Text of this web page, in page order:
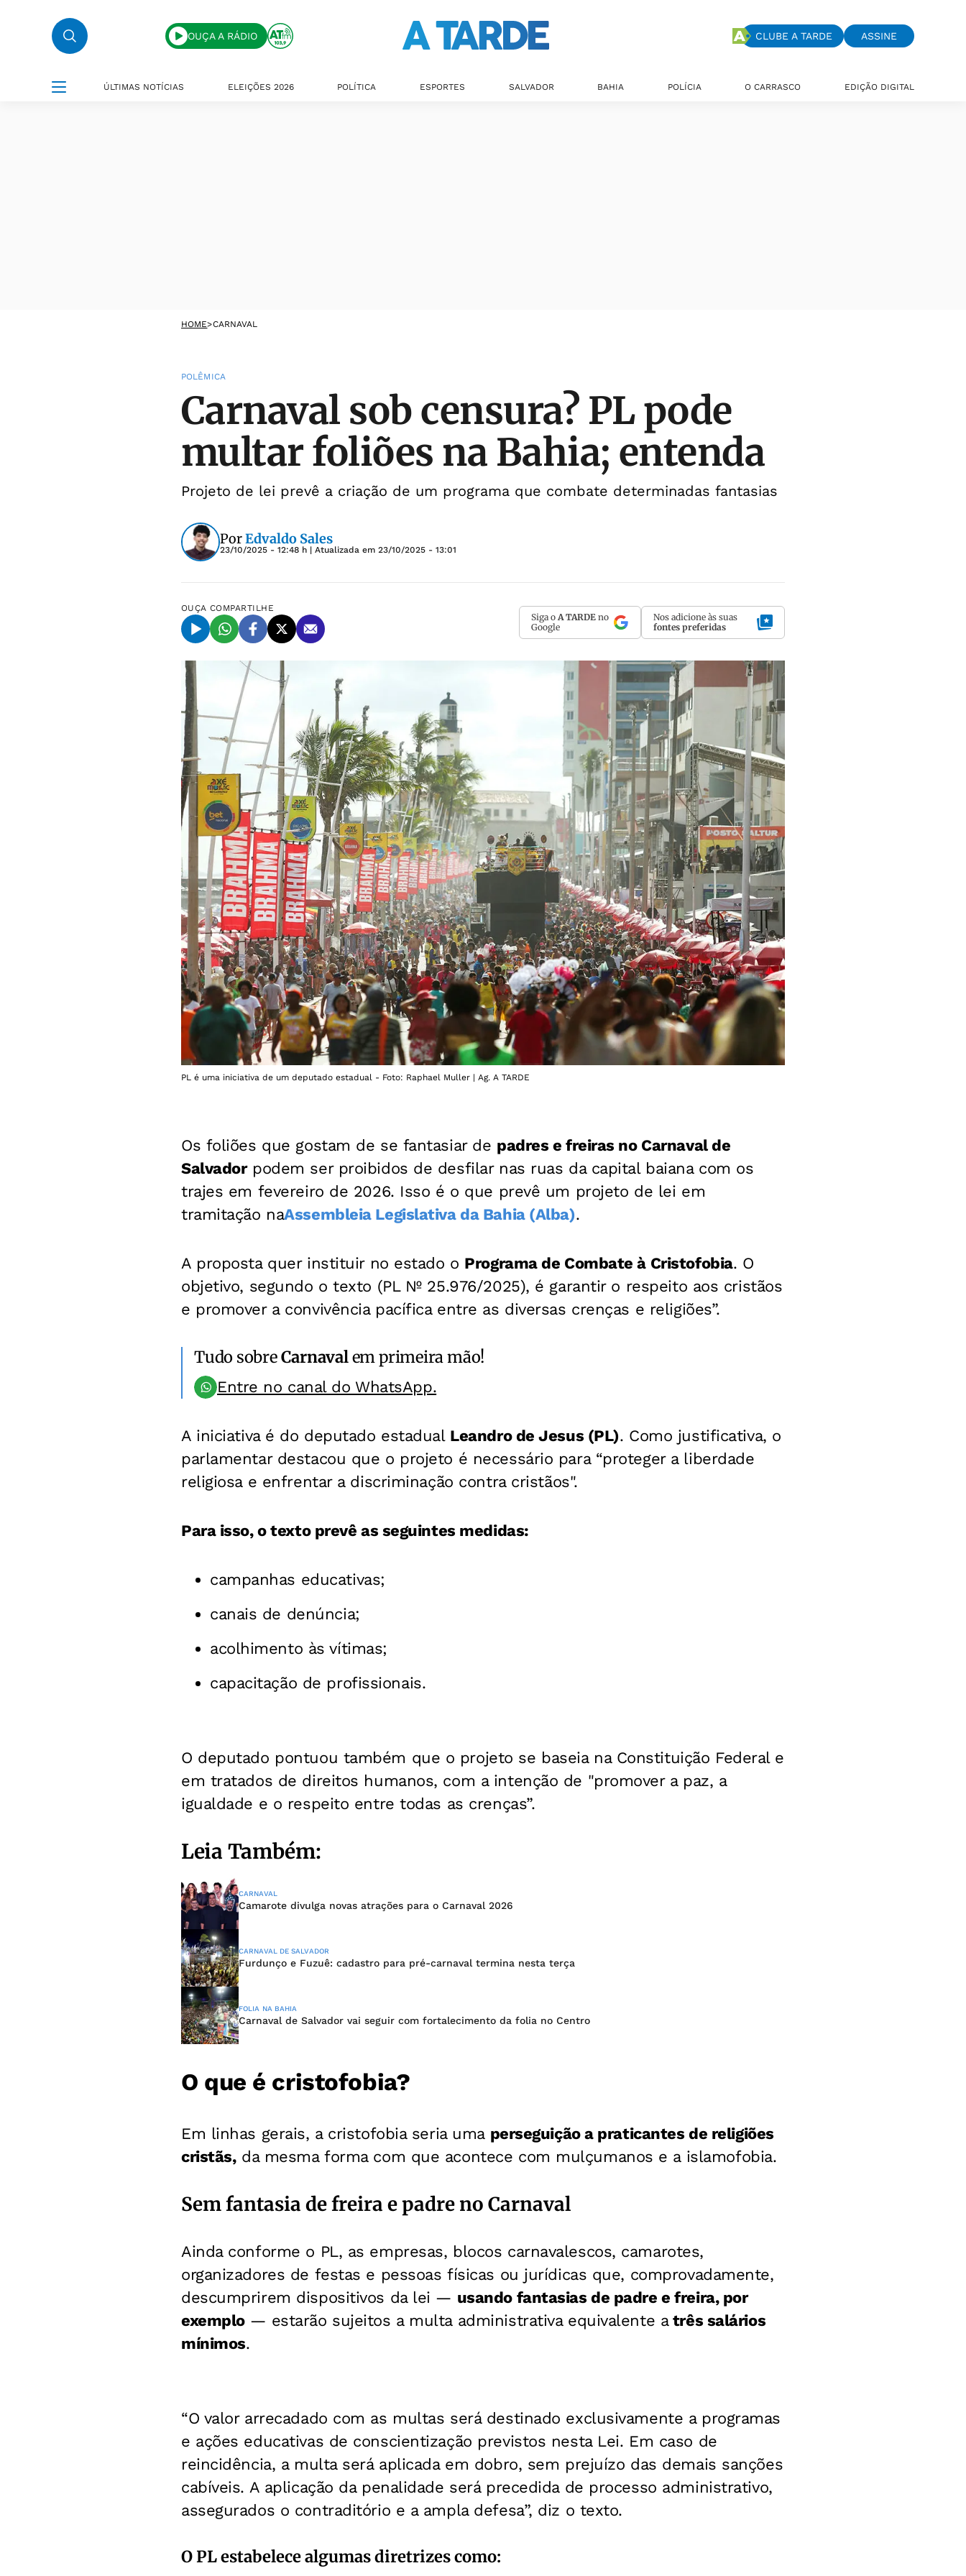
OUÇA A RÁDIO CLUBE A TARDE ASSINE
ÚLTIMAS NOTÍCIAS ELEIÇÕES 2026 POLÍTICA ESPORTES SALVADOR BAHIA POLÍCIA O CARRASCO EDIÇÃO DIGITAL
HOME>CARNAVAL
POLÊMICA
Carnaval sob censura? PL pode
multar foliões na Bahia; entenda
Projeto de lei prevê a criação de um programa que combate determinadas fantasias
PorEdvaldo Sales
23/10/2025 - 12:48 h | Atualizada em 23/10/2025 - 13:01
OUÇA COMPARTILHE
Siga o A TARDE no
Google
Nos adicione às suas
fontes preferidas
PL é uma iniciativa de um deputado estadual - Foto: Raphael Muller | Ag. A TARDE
Os foliões que gostam de se fantasiar de padres e freiras no Carnaval de
Salvadorpodem ser proibidos de desfilar nas ruas da capital baiana com os
trajes em fevereiro de 2026. Isso é o que prevê um projeto de lei em
tramitação naAssembleia Legislativa da Bahia (Alba).
A proposta quer instituir no estado o Programa de Combate à Cristofobia. O
objetivo, segundo o texto (PL Nº 25.976/2025), é garantir o respeito aos cristãos
e promover a convivência pacífica entre as diversas crenças e religiões”.
Tudo sobreCarnavalem primeira mão!
Entre no canal do WhatsApp.
A iniciativa é do deputado estadual Leandro de Jesus (PL). Como justificativa, o
parlamentar destacou que o projeto é necessário para “proteger a liberdade
religiosa e enfrentar a discriminação contra cristãos".
Para isso, o texto prevê as seguintes medidas:
campanhas educativas;
canais de denúncia;
acolhimento às vítimas;
capacitação de profissionais.
O deputado pontuou também que o projeto se baseia na Constituição Federal e
em tratados de direitos humanos, com a intenção de "promover a paz, a
igualdade e o respeito entre todas as crenças”.
Leia Também:
CARNAVAL
Camarote divulga novas atrações para o Carnaval 2026
CARNAVAL DE SALVADOR
Furdunço e Fuzuê: cadastro para pré-carnaval termina nesta terça
FOLIA NA BAHIA
Carnaval de Salvador vai seguir com fortalecimento da folia no Centro
O que é cristofobia?
Em linhas gerais, a cristofobia seria uma perseguição a praticantes de religiões
cristãs,da mesma forma com que acontece com mulçumanos e a islamofobia.
Sem fantasia de freira e padre no Carnaval
Ainda conforme o PL, as empresas, blocos carnavalescos, camarotes,
organizadores de festas e pessoas físicas ou jurídicas que, comprovadamente,
descumprirem dispositivos da lei — usando fantasias de padre e freira, por
exemplo— estarão sujeitos a multa administrativa equivalente atrês salários
mínimos.
“O valor arrecadado com as multas será destinado exclusivamente a programas
e ações educativas de conscientização previstos nesta Lei. Em caso de
reincidência, a multa será aplicada em dobro, sem prejuízo das demais sanções
cabíveis. A aplicação da penalidade será precedida de processo administrativo,
assegurados o contraditório e a ampla defesa”, diz o texto.
O PL estabelece algumas diretrizes como: